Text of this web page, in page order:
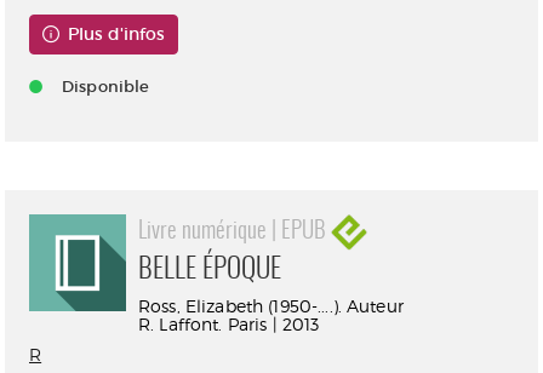
Plus d'infos
Disponible
Livre numérique | EPUB
BELLE ÉPOQUE
Ross, Elizabeth (1950-....). Auteur
R. Laffont. Paris | 2013
R